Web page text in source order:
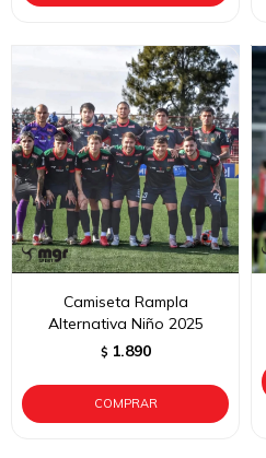
Camiseta Rampla
Alternativa Niño 2025
$ 1.890